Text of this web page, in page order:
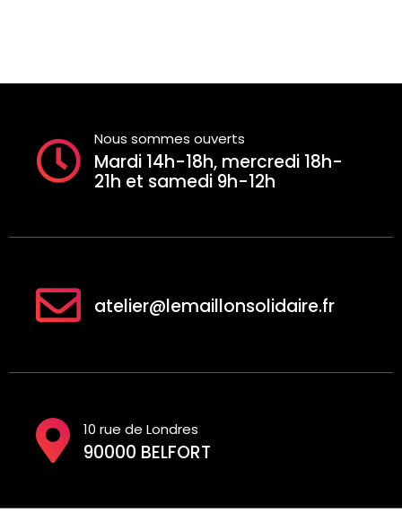
Nous sommes ouverts
Mardi 14h-18h, mercredi 18h-
21h et samedi 9h-12h
atelier@lemaillonsolidaire.fr
10 rue de Londres
90000 BELFORT